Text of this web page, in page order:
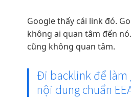
Google thấy cái link đó.
không ai quan tâm đến
cũng không quan tâm.
Đi backlink để làm
nội dung chuẩn